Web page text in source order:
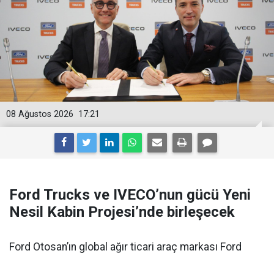
17:21
08 Ağustos 2026
Ford Trucks ve IVECO’nun gücü Yeni
Nesil Kabin Projesi’nde birleşecek
Ford Otosan’ın global ağır ticari araç markası Ford